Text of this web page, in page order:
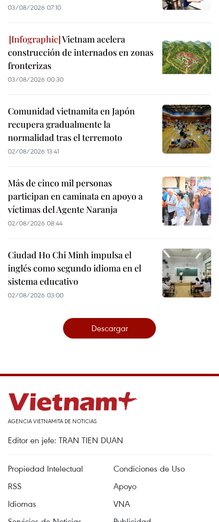
03/08/2026 07:10
Vietnam acelera
construcción de internados en zonas
fronterizas
03/08/2026 00:30
Comunidad vietnamita en Japón
recupera gradualmente la
normalidad tras el terremoto
02/08/2026 13:41
Más de cinco mil personas
participan en caminata en apoyo a
víctimas del Agente Naranja
02/08/2026 08:44
Ciudad Ho Chi Minh impulsa el
inglés como segundo idioma en el
sistema educativo
02/08/2026 03:00
Descargar
AGENCIA VIETNAMITA DE NOTICIAS
Editor en jefe: TRAN TIEN DUAN
Propiedad Intelectual
Condiciones de Uso
RSS
Apoyo
Idiomas
VNA